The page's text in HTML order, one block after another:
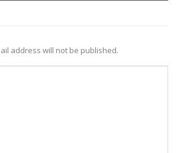
address will not be published.